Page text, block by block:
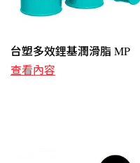
台塑多效鋰基潤滑脂 MP
查看內容